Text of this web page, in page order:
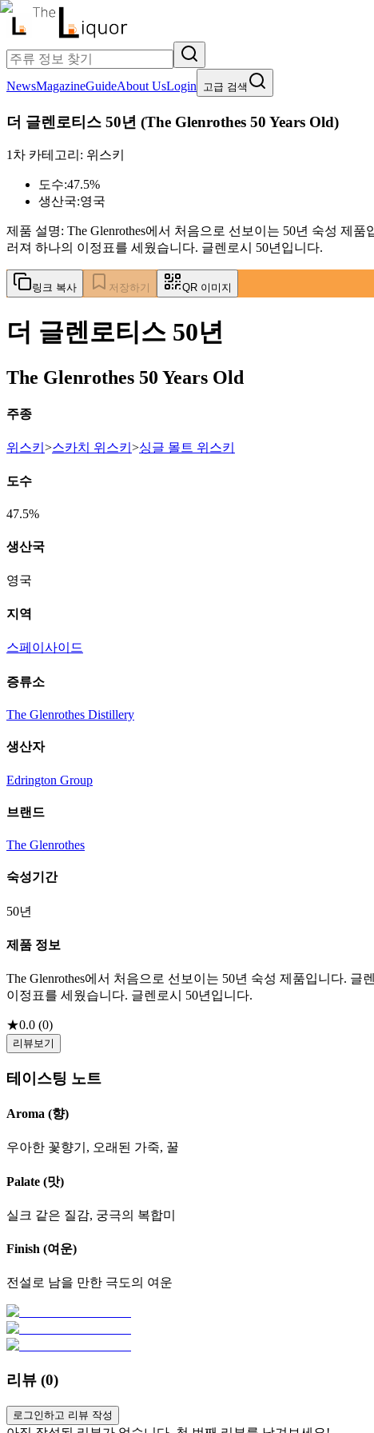
NewsMagazineGuideAbout UsLogin 고급 검색
더 글렌로티스 50년 (The Glenrothes 50 Years Old)
1차 카테고리: 위스키
도수:47.5%
생산국:영국
제품 설명: The Glenrothes에서 처음으로 선보이는 50년 숙성 제
러져 하나의 이정표를 세웠습니다. 글렌로시 50년입니다.
링크 복사 저장하기 QR 이미지
더 글렌로티스 50년
The Glenrothes 50 Years Old
주종
위스키 >스카치 위스키 >싱글 몰트 위스키
도수
47.5%
생산국
영국
지역
스페이사이드
증류소
The Glenrothes Distillery
생산자
Edrington Group
브랜드
The Glenrothes
숙성기간
50년
제품 정보
The Glenrothes에서 처음으로 선보이는 50년 숙성 제품입니다.
이정표를 세웠습니다. 글렌로시 50년입니다.
★0.0 (0)
리뷰보기
테이스팅 노트
Aroma (향)
우아한 꽃향기, 오래된 가죽, 꿀
Palate (맛)
실크 같은 질감, 궁극의 복합미
Finish (여운)
전설로 남을 만한 극도의 여운
리뷰 (0)
로그인하고 리뷰 작성